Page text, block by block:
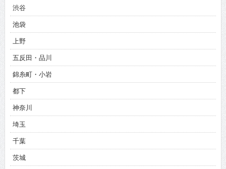
渋谷
池袋
上野
五反田・品川
錦糸町・小岩
都下
神奈川
埼玉
千葉
茨城